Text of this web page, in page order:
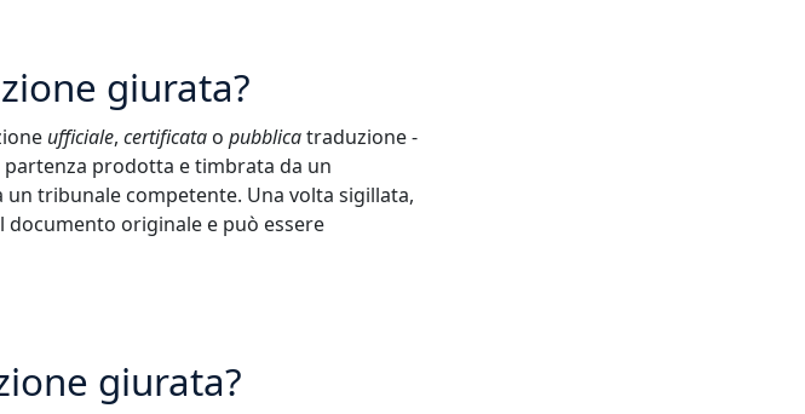
giurata?
ufficiale, certificata o pubblicatraduzione -
prodotta e timbrata da un
tribunale competente. Una volta sigillata,
documento originale e può essere
giurata?